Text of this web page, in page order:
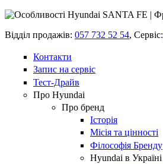
Відділ продажів: 057 732 52 54, Сервіс:
Контакти
Запис на сервіс
Тест-Драйв
Про Hyundai
Про бренд
Історія
Місія та цінності
Філософія Бренду
Hyundai в Україні